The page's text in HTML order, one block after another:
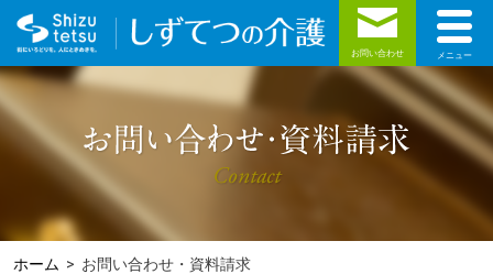
お問い合わせ
toggle
ホーム > お問い合わせ・資料請求